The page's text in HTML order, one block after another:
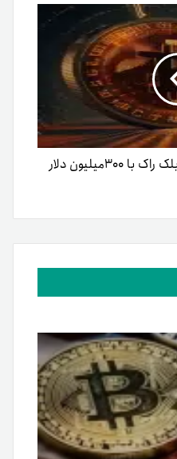
روند معکوس ETF بیت کوین بلک راک با ۳۰۰میلیون دلار